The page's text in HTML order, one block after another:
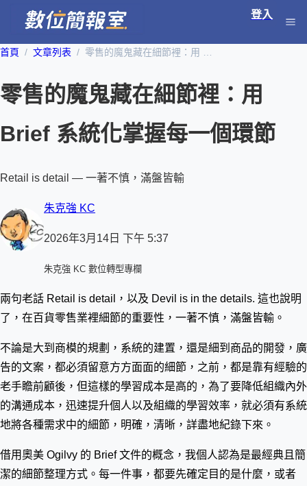
登入
首頁 文章列表
零售的魔鬼藏在細節裡：用
Brief 系統化掌握每一個環節
Retail is detail — 一著不慎，滿盤皆輸
朱克強 KC
2026年3月14日 下午 5:37
朱克強 KC 數位轉型專欄
兩句老話 Retail is detail，以及 Devil is in the details. 這也說明
了，在百貨零售業裡細節的重要性，一著不慎，滿盤皆輸。
不論是大到商模的規劃，系統的建置，還是細到商品的開發，廣
告的文案，都必須留意方方面面的細節，之前，都是靠有經驗的
老手瞻前顧後，但這樣的學習成本是高的，為了要降低組織內外
的溝通成本，迅速提升個人以及組織的學習效率，就必須有系統
地將各種需求中的細節，明確，清晰，詳盡地紀錄下來。
借用奧美 Ogilvy 的 Brief 文件的概念，我個人認為是最經典且簡
潔的細節整理方式。每一件事，都要先確定目的是什麼，或者